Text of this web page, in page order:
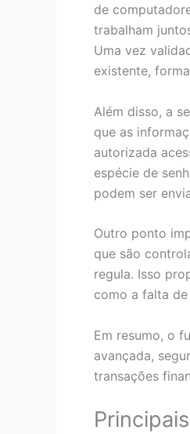
de
trabalham
Uma vez
existente,
Além disso, a
que as
autorizada
espécie de
podem ser
Outro ponto
que são
regula. Isso
como a falta
Em resumo, o
avançada,
transações